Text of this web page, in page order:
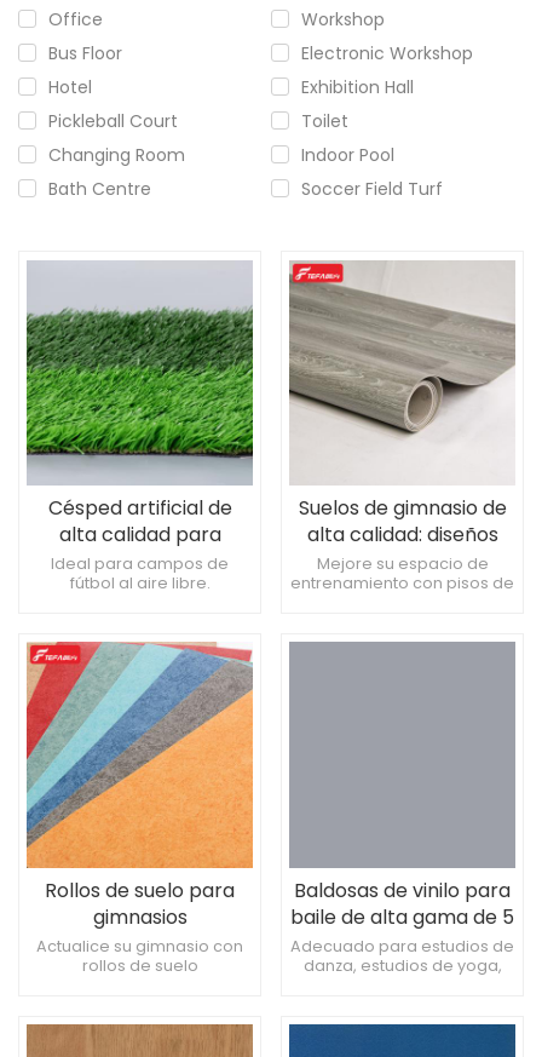
Office
Workshop
Bus Floor
Electronic Workshop
Hotel
Exhibition Hall
Pickleball Court
Toilet
Changing Room
Indoor Pool
Bath Centre
Soccer Field Turf
Césped artificial de
alta calidad para
campos de fútbol |
Experiencia Deportiva
Ideal para campos de
fútbol al aire libre.
mantener.
Suelos de gimnasio de
alta calidad: diseños
personalizados e
insonorizados para
calidad
Mejore su espacio de
entrenamiento con pisos de
zona de fitness premium
Rollos de suelo para
gimnasios
profesionales de lujo:
soluciones
hogar y el gimnasio
Actualice su gimnasio con
rollos de suelo
antibacterianos para
espacios residenciales o
Baldosas de vinilo para
baile de alta gama de 5
mm de espesor
Sensación cómoda en
Adecuado para estudios de
danza, estudios de yoga,
PVC antideslizante e